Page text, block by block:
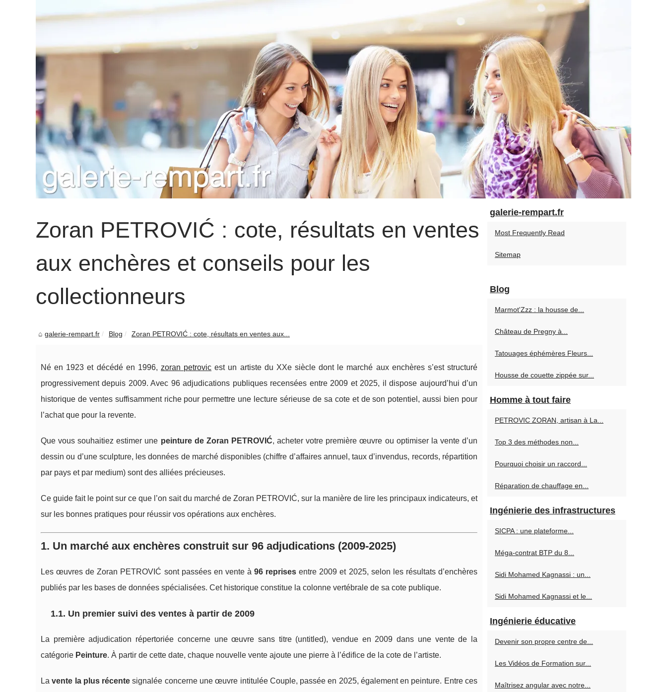
Zoran PETROVIĆ : cote, résultats en ventes
aux enchères et conseils pour les
collectionneurs
galerie-rempart.fr Blog Zoran PETROVIĆ : cote, résultats en ventes aux...
Né en 1923 et décédé en 1996, zoran petrovic est un artiste du XXe siècle dont le marché aux enchères s’est structuré
progressivement depuis 2009. Avec 96 adjudications publiques recensées entre 2009 et 2025, il dispose aujourd’hui d’un
historique de ventes suffisamment riche pour permettre une lecture sérieuse de sa cote et de son potentiel, aussi bien pour
l’achat que pour la revente.
Que vous souhaitiez estimer une peinture de Zoran PETROVIĆ, acheter votre première œuvre ou optimiser la vente d’un
dessin ou d’une sculpture, les données de marché disponibles (chiffre d’affaires annuel, taux d’invendus, records, répartition
par pays et par medium) sont des alliées précieuses.
Ce guide fait le point sur ce que l’on sait du marché de Zoran PETROVIĆ, sur la manière de lire les principaux indicateurs, et
sur les bonnes pratiques pour réussir vos opérations aux enchères.
1. Un marché aux enchères construit sur 96 adjudications (2009-2025)
Les œuvres de Zoran PETROVIĆ sont passées en vente à96 reprises entre 2009 et 2025, selon les résultats d’enchères
publiés par les bases de données spécialisées. Cet historique constitue la colonne vertébrale de sa cote publique.
1.1. Un premier suivi des ventes à partir de 2009
La première adjudication répertoriée concerne une œuvre sans titre (untitled), vendue en 2009 dans une vente de la
catégorie Peinture. À partir de cette date, chaque nouvelle vente ajoute une pierre à l’édifice de la cote de l’artiste.
Lavente la plus récente signalée concerne une œuvre intitulée Couple, passée en 2025, également en peinture. Entre ces
galerie-rempart.fr
Most Frequently Read
Sitemap
Blog
Marmot'Zzz : la housse de...
Château de Pregny à...
Tatouages éphémères Fleurs...
Housse de couette zippée sur...
Homme à tout faire
PETROVIC ZORAN, artisan à La...
Top 3 des méthodes non...
Pourquoi choisir un raccord...
Réparation de chauffage en...
Ingénierie des infrastructures
SICPA : une plateforme...
Méga-contrat BTP du 8...
Sidi Mohamed Kagnassi : un...
Sidi Mohamed Kagnassi et le...
Ingénierie éducative
Devenir son propre centre de...
Les Vidéos de Formation sur...
Maîtrisez angular avec notre...